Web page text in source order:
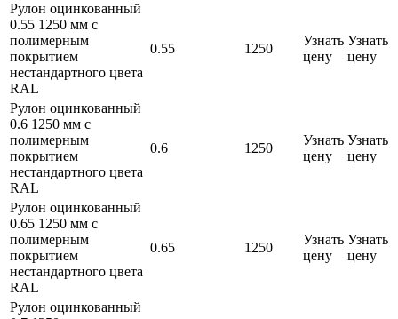
Рулон оцинкованный
0.55 1250 мм с
полимерным
покрытием
нестандартного цвета
RAL
0.55 1250
Узнать
цену
Узнать
цену
Рулон оцинкованный
0.6 1250 мм с
полимерным
покрытием
нестандартного цвета
RAL
0.6 1250
Узнать
цену
Узнать
цену
Рулон оцинкованный
0.65 1250 мм с
полимерным
покрытием
нестандартного цвета
RAL
0.65 1250
Узнать
цену
Узнать
цену
Рулон оцинкованный